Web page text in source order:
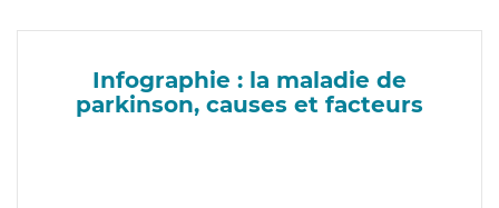
Infographie : la maladie de
parkinson, causes et facteurs